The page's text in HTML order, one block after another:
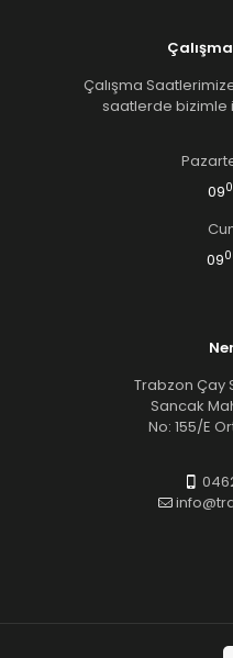
Çalışma
saatlerde bizimle
09
09
Trabzon Çay
Sancak
No: 155/E